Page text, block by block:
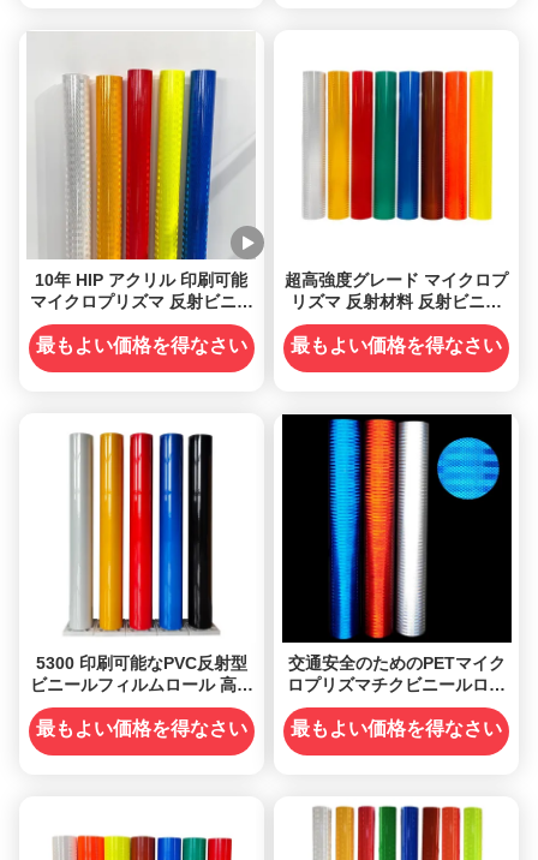
10年 HIP アクリル 印刷可能
マイクロプリズマ 反射ビニー
ル 交通標識用
最もよい価格を得なさい
超高強度グレード マイクロプ
リズマ 反射材料 反射ビニー
ルシート
最もよい価格を得なさい
5300 印刷可能なPVC反射型
ビニールフィルムロール 高可
視性
最もよい価格を得なさい
交通安全のためのPETマイク
ロプリズマチクビニールロー
ル反射シート
最もよい価格を得なさい